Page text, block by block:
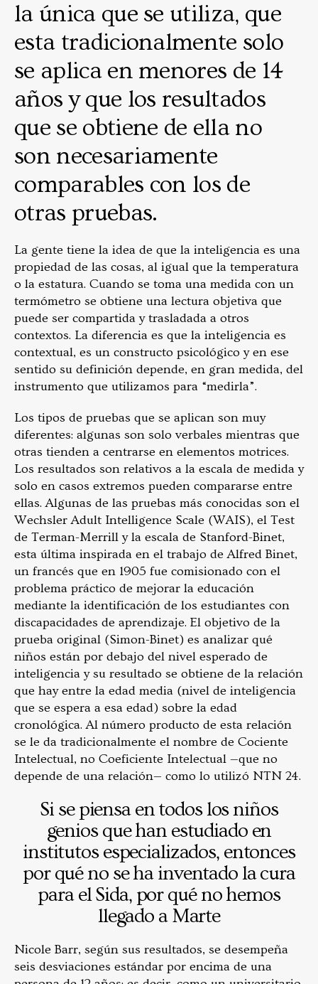
la única que se utiliza, que
esta tradicionalmente solo
se aplica en menores de 14
años y que los resultados
que se obtiene de ella no
son necesariamente
comparables con los de
otras pruebas.
La gente tiene la idea de que la inteligencia es una
propiedad de las cosas, al igual que la temperatura
o la estatura. Cuando se toma una medida con un
termómetro se obtiene una lectura objetiva que
puede ser compartida y trasladada a otros
contextos. La diferencia es que la inteligencia es
contextual, es un constructo psicológico y en ese
sentido su definición depende, en gran medida, del
instrumento que utilizamos para “medirla”.
Los tipos de pruebas que se aplican son muy
diferentes: algunas son solo verbales mientras que
otras tienden a centrarse en elementos motrices.
Los resultados son relativos a la escala de medida y
solo en casos extremos pueden compararse entre
ellas. Algunas de las pruebas más conocidas son el
Wechsler Adult Intelligence Scale (WAIS), el Test
de Terman-Merrill y la escala de Stanford-Binet,
esta última inspirada en el trabajo de Alfred Binet,
un francés que en 1905 fue comisionado con el
problema práctico de mejorar la educación
mediante la identificación de los estudiantes con
discapacidades de aprendizaje. El objetivo de la
prueba original (Simon-Binet) es analizar qué
niños están por debajo del nivel esperado de
inteligencia y su resultado se obtiene de la relación
que hay entre la edad media (nivel de inteligencia
que se espera a esa edad) sobre la edad
cronológica. Al número producto de esta relación
se le da tradicionalmente el nombre de Cociente
Intelectual, no Coeficiente Intelectual —que no
depende de una relación— como lo utilizó NTN 24.
Si se piensa en todos los niños
genios que han estudiado en
institutos especializados, entonces
por qué no se ha inventado la cura
para el Sida, por qué no hemos
llegado a Marte
Nicole Barr, según sus resultados, se desempeña
seis desviaciones estándar por encima de una